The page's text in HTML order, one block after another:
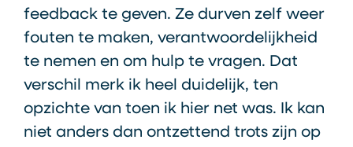
feedback te geven. Ze durven zelf weer
fouten te maken, verantwoordelijkheid
te nemen en om hulp te vragen. Dat
verschil merk ik heel duidelijk, ten
opzichte van toen ik hier net was. Ik kan
niet anders dan ontzettend trots zijn op